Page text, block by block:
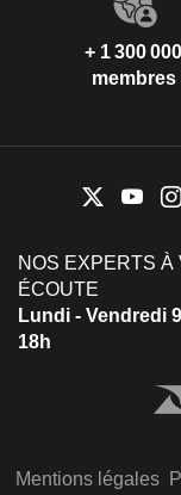
+ 1 300 000
membres
NOS EXPERTS À
ÉCOUTE
Lundi - Vendredi
18h
Mentions légales